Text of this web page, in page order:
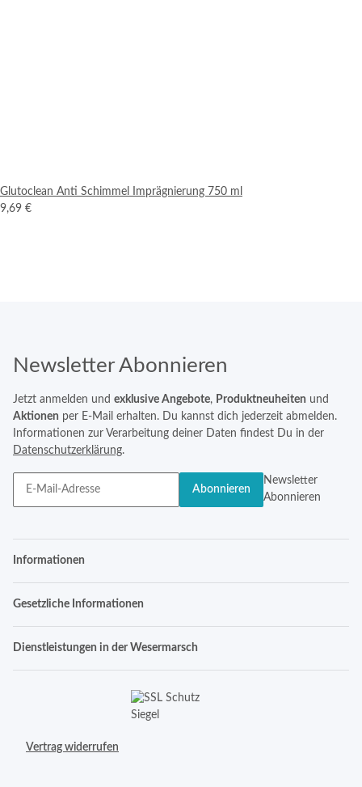
Glutoclean Anti Schimmel Imprägnierung 750 ml
9,69 €
Newsletter Abonnieren
Jetzt anmelden und exklusive Angebote, Produktneuheiten und
Aktionen per E-Mail erhalten. Du kannst dich jederzeit abmelden.
Informationen zur Verarbeitung deiner Daten findest Du in der
Datenschutzerklärung.
Abonnieren
Newsletter
Abonnieren
Informationen
Gesetzliche Informationen
Dienstleistungen in der Wesermarsch
Vertrag widerrufen